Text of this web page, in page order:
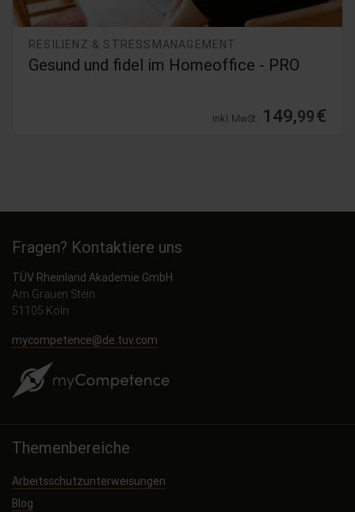
RESILIENZ & STRESSMANAGEMENT
Gesund und fidel im Homeoffice - PRO
inkl. MwSt. 149,99€
Fragen? Kontaktiere uns
TÜV Rheinland Akademie GmbH
Am Grauen Stein
51105 Köln
mycompetence@de.tuv.com
Themenbereiche
Arbeitsschutzunterweisungen
Blog